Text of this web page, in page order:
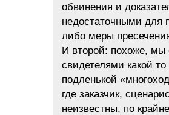
обвинения и
недостаточными для
либо меры
И второй: похоже, мы
свидетелями какой
подленькой
где заказчик,
неизвестны, по